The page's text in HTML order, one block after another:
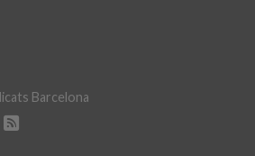
Barcelona